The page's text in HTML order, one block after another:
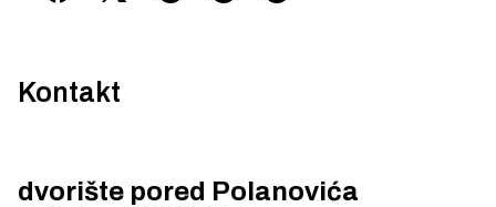
Kontakt
dvorište pored Polanovića